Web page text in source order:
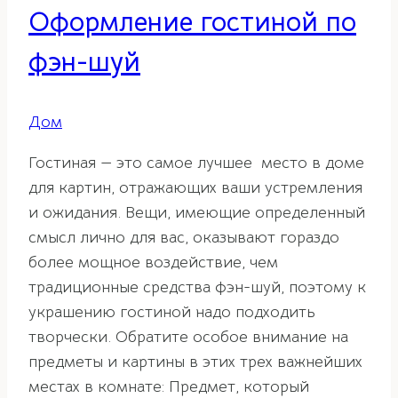
Оформление гостиной по
фэн-шуй
Дом
Гостиная — это самое лучшее место в доме
для картин, отражающих ваши устремления
и ожидания. Вещи, имеющие определенный
смысл лично для вас, оказывают гораздо
более мощное воздействие, чем
традиционные средства фэн-шуй, поэтому к
украшению гостиной надо подходить
творчески. Обратите особое внимание на
предметы и картины в этих трех важнейших
местах в комнате: Предмет, который